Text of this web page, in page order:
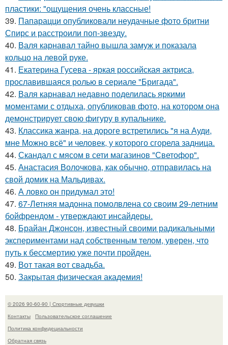
пластики: "ощущения очень классные!
39. Папарацци опубликовали неудачные фото бритни
Спирс и расстроили поп-звезду.
40. Валя карнавал тайно вышла замуж и показала
кольцо на левой руке.
41. Екатерина Гусева - яркая российская актриса,
прославившаяся ролью в сериале "Бригада".
42. Валя карнавал недавно поделилась яркими
моментами с отдыха, опубликовав фото, на котором она
демонстрирует свою фигуру в купальнике.
43. Классика жанра, на дороге встретились "я на Ауди,
мне Можно всё" и человек, у которого сгорела задница.
44. Скандал с мясом в сети магазинов "Светофор".
45. Анастасия Волочкова, как обычно, отправилась на
свой домик на Мальдивах.
46. А ловко он придумал это!
47. 67-Летняя мадонна помолвлена со своим 29-летним
бойфрендом - утверждают инсайдеры.
48. Брайан Джонсон, известный своими радикальными
экспериментами над собственным телом, уверен, что
путь к бессмертию уже почти пройден.
49. Вот такая вот свадьба.
50. Закрытая физическая академия!
© 2026 90-60-90 | Спортивные девушки
Контакты
Пользовательское соглашение
Политика конфидециальности
Обратная связь